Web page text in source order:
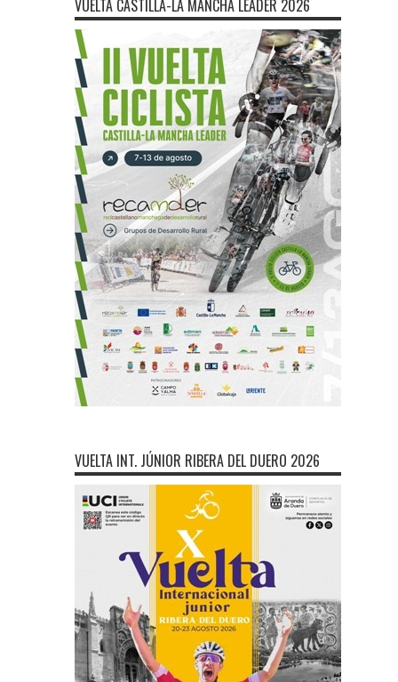
VUELTA CASTILLA-LA MANCHA LEADER 2026
VUELTA INT. JÚNIOR RIBERA DEL DUERO 2026